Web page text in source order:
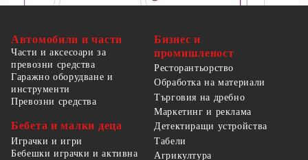
Автомобили и части
Части и аксесоари за
превозни средства
Гаражно оборудване и
инструменти
Превозни средства
Бебета и малки деца
Играчки и игри
Бебешки играчки и активна
Бизнес и
промишленост
Ресторантьорство
Обработка на материали
Търговия на дребно
Маркетинг и реклама
Детектиращи устройства
Табели
Агрикултура